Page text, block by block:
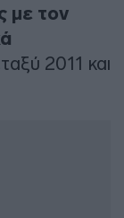
με τον
2011 και